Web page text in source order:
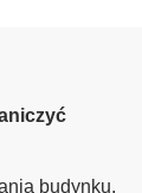
budynku,